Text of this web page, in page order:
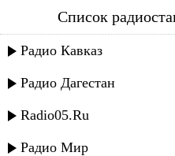
марина мустафаева
родится дочь
Список
Радио Кавказ
Радио Дагестан
Radio05.Ru
Радио Мир
Марина Мустафаева -